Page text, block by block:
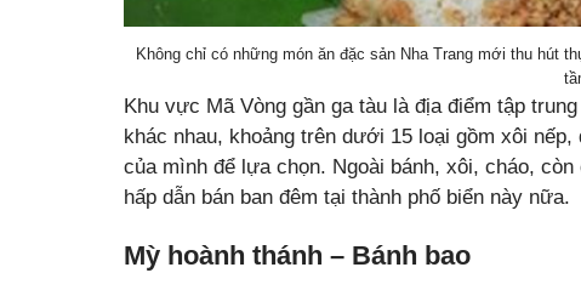
Không chỉ có những món ăn đặc sản Nha Trang mới thu hút
Khu vực Mã Vòng gần ga tàu là địa điểm tập
khác nhau, khoảng trên dưới 15 loại gồm xôi
của mình để lựa chọn. Ngoài bánh, xôi, cháo, còn
hấp dẫn bán ban đêm tại thành phố biển này nữa.
Mỳ hoành thánh – Bánh bao